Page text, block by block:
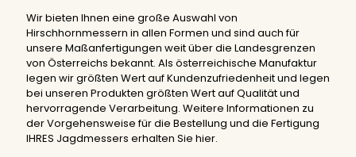
Wir bieten Ihnen eine große Auswahl von
Hirschhornmessern in allen Formen und sind auch für
unsere Maßanfertigungen weit über die Landesgrenzen
von Österreichs bekannt. Als österreichische Manufaktur
legen wir größten Wert auf Kundenzufriedenheit und legen
bei unseren Produkten größten Wert auf Qualität und
hervorragende Verarbeitung. Weitere Informationen zu
der Vorgehensweise für die Bestellung und die Fertigung
IHRES Jagdmessers erhalten Sie hier.